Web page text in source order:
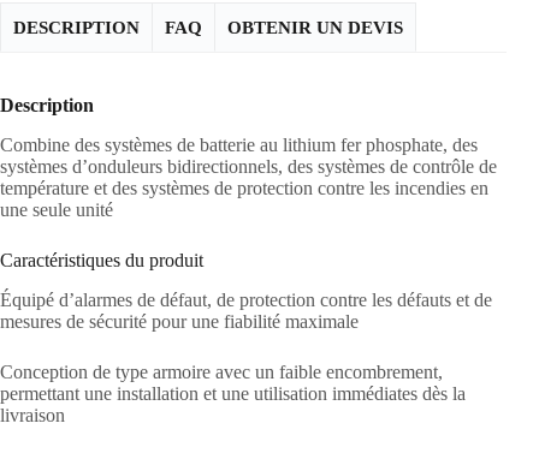
DESCRIPTION FAQ OBTENIR UN DEVIS
Description
Combine des systèmes de batterie au lithium fer phosphate, des
systèmes d’onduleurs bidirectionnels, des systèmes de contrôle de
température et des systèmes de protection contre les incendies en
une seule unité
Caractéristiques du produit
Équipé d’alarmes de défaut, de protection contre les défauts et de
mesures de sécurité pour une fiabilité maximale
Conception de type armoire avec un faible encombrement,
permettant une installation et une utilisation immédiates dès la
livraison